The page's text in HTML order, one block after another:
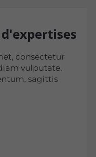
consectetur
vulputate,
sagittis